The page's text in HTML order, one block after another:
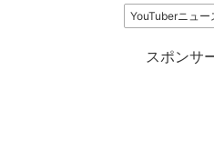
YouTuberニュー
スポンサ